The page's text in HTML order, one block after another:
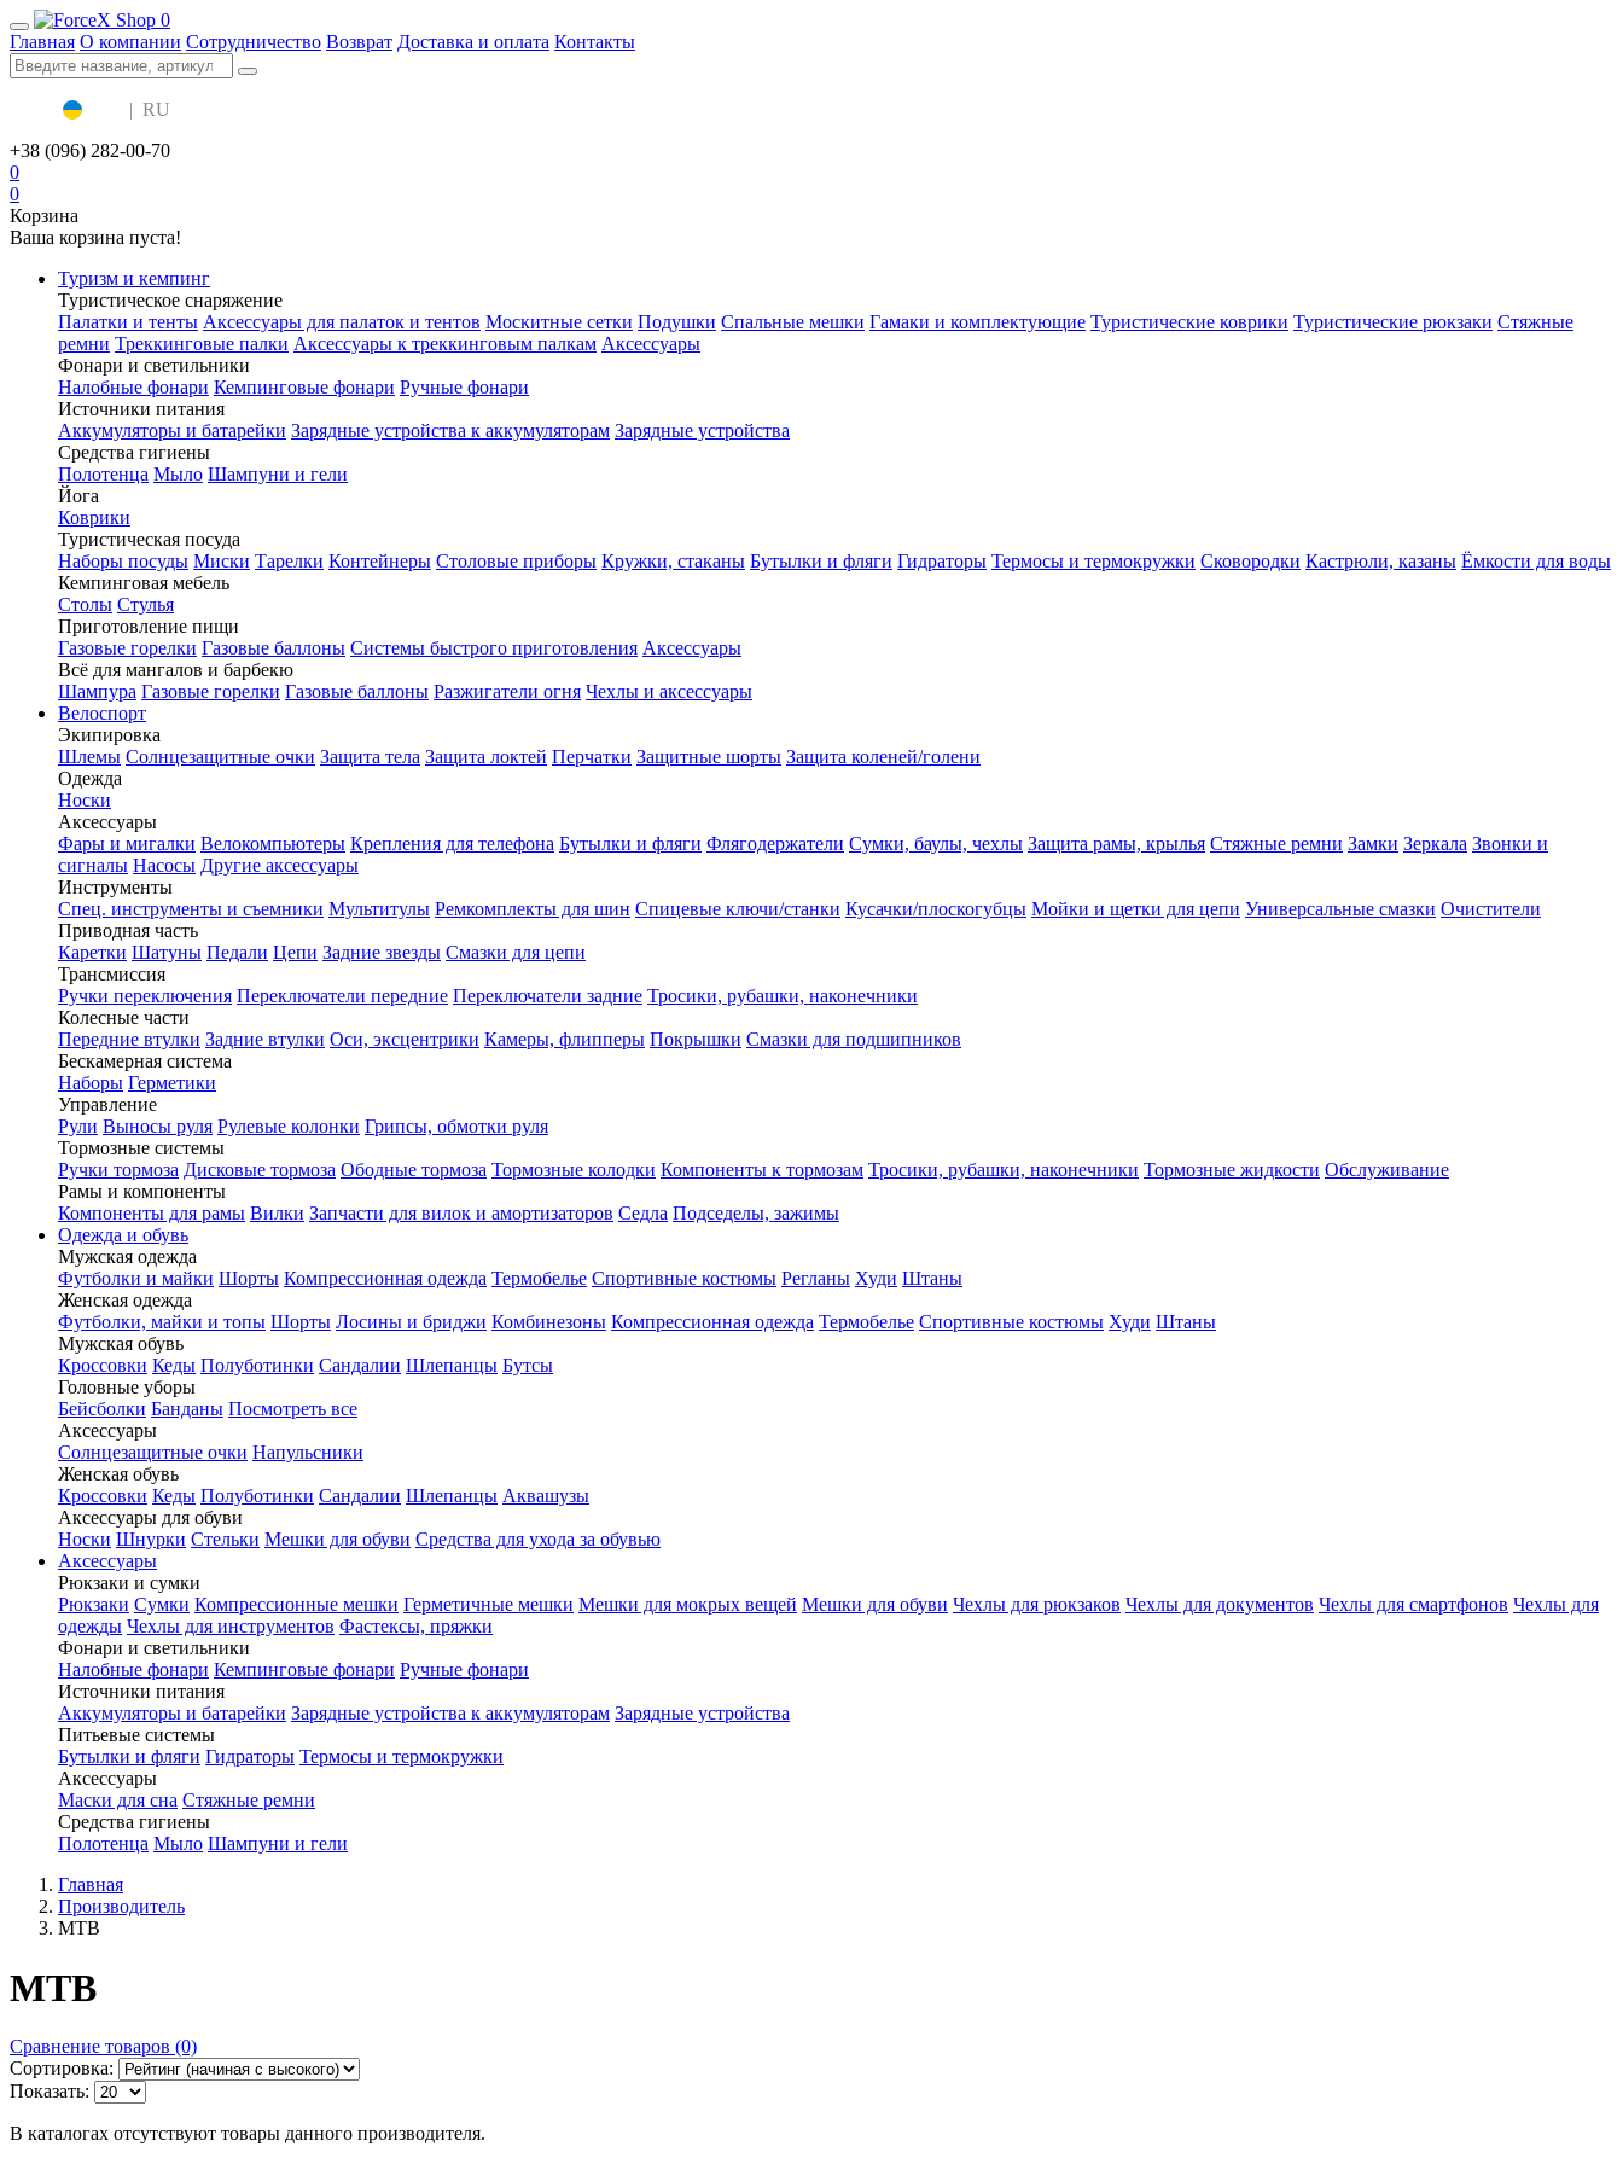
0
Главная О компании Сотрудничество Возврат Доставка и оплата Контакты
| RU
+38 (096) 282-00-70
0
0
Корзина
Ваша корзина пуста!
Туризм и кемпинг
Туристическое снаряжение
Палатки и тенты Аксессуары для палаток и тентов Москитные сетки Подушки Спальные мешки Гамаки и комплектующие Туристические коврики Туристические рюкзаки Стяжные
ремни Треккинговые палки Аксессуары к треккинговым палкам Аксессуары
Фонари и светильники
Налобные фонари Кемпинговые фонари Ручные фонари
Источники питания
Аккумуляторы и батарейки Зарядные устройства к аккумуляторам Зарядные устройства
Средства гигиены
Полотенца Мыло Шампуни и гели
Йога
Коврики
Туристическая посуда
Наборы посуды Миски Тарелки Контейнеры Столовые приборы Кружки, стаканы Бутылки и фляги Гидраторы Термосы и термокружки Сковородки Кастрюли, казаны Ёмкости для воды
Кемпинговая мебель
Столы Стулья
Приготовление пищи
Газовые горелки Газовые баллоны Системы быстрого приготовления Аксессуары
Всё для мангалов и барбекю
Шампура Газовые горелки Газовые баллоны Разжигатели огня Чехлы и аксессуары
Велоспорт
Экипировка
Шлемы Солнцезащитные очки Защита тела Защита локтей Перчатки Защитные шорты Защита коленей/голени
Одежда
Носки
Аксессуары
Фары и мигалки Велокомпьютеры Крепления для телефона Бутылки и фляги Флягодержатели Сумки, баулы, чехлы Защита рамы, крылья Стяжные ремни Замки Зеркала Звонки и
сигналы Насосы Другие аксессуары
Инструменты
Спец. инструменты и съемники Мультитулы Ремкомплекты для шин Спицевые ключи/станки Кусачки/плоскогубцы Мойки и щетки для цепи Универсальные смазки Очистители
Приводная часть
Каретки Шатуны Педали Цепи Задние звезды Смазки для цепи
Трансмиссия
Ручки переключения Переключатели передние Переключатели задние Тросики, рубашки, наконечники
Колесные части
Передние втулки Задние втулки Оси, эксцентрики Камеры, флипперы Покрышки Смазки для подшипников
Бескамерная система
Наборы Герметики
Управление
Рули Выносы руля Рулевые колонки Грипсы, обмотки руля
Тормозные системы
Ручки тормоза Дисковые тормоза Ободные тормоза Тормозные колодки Компоненты к тормозам Тросики, рубашки, наконечники Тормозные жидкости Обслуживание
Рамы и компоненты
Компоненты для рамы Вилки Запчасти для вилок и амортизаторов Седла Подседелы, зажимы
Одежда и обувь
Мужская одежда
Футболки и майки Шорты Компрессионная одежда Термобелье Спортивные костюмы Регланы Худи Штаны
Женская одежда
Футболки, майки и топы Шорты Лосины и бриджи Комбинезоны Компрессионная одежда Термобелье Спортивные костюмы Худи Штаны
Мужская обувь
Кроссовки Кеды Полуботинки Сандалии Шлепанцы Бутсы
Головные уборы
Бейсболки Банданы Посмотреть все
Аксессуары
Солнцезащитные очки Напульсники
Женская обувь
Кроссовки Кеды Полуботинки Сандалии Шлепанцы Аквашузы
Аксессуары для обуви
Носки Шнурки Стельки Мешки для обуви Средства для ухода за обувью
Аксессуары
Рюкзаки и сумки
Рюкзаки Сумки Компрессионные мешки Герметичные мешки Мешки для мокрых вещей Мешки для обуви Чехлы для рюкзаков Чехлы для документов Чехлы для смартфонов Чехлы для
одежды Чехлы для инструментов Фастексы, пряжки
Фонари и светильники
Налобные фонари Кемпинговые фонари Ручные фонари
Источники питания
Аккумуляторы и батарейки Зарядные устройства к аккумуляторам Зарядные устройства
Питьевые системы
Бутылки и фляги Гидраторы Термосы и термокружки
Аксессуары
Маски для сна Стяжные ремни
Средства гигиены
Полотенца Мыло Шампуни и гели
Главная
Производитель
MTB
MTB
Сравнение товаров (0)
Сортировка:
Показать:
В каталогах отсутствуют товары данного производителя.